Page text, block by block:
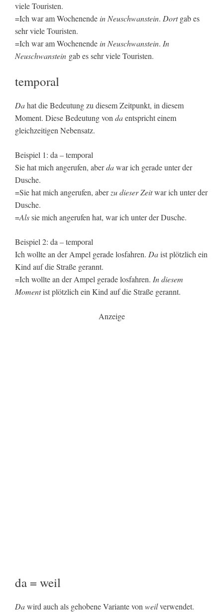
viele Touristen.
=Ich war am Wochenende in Neuschwanstein. Dortgab es
sehr viele Touristen.
=Ich war am Wochenende in Neuschwanstein. In
Neuschwanstein gab es sehr viele Touristen.
temporal
Dahat die Bedeutung zu diesem Zeitpunkt, in diesem
Moment. Diese Bedeutung von daentspricht einem
gleichzeitigen Nebensatz.
Beispiel 1: da – temporal
Sie hat mich angerufen, aberdawar ich gerade unter der
Dusche.
=Sie hat mich angerufen, aberzu dieser Zeitwar ich unter der
Dusche.
=Alssie mich angerufen hat, war ich unter der Dusche.
Beispiel 2: da – temporal
Ich wollte an der Ampel gerade losfahren. Daist plötzlich ein
Kind auf die Straße gerannt.
=Ich wollte an der Ampel gerade losfahren. In diesem
Momentist plötzlich ein Kind auf die Straße gerannt.
Anzeige
da = weil
Dawird auch als gehobene Variante von weilverwendet.